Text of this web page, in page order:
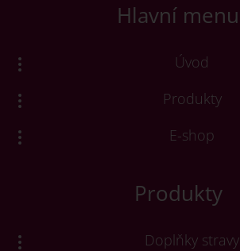
Hlavní menu
Úvod
Produkty
E-shop
Produkty
Doplňky stravy